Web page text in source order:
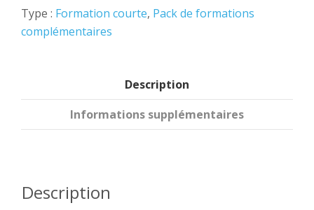
Type : Formation courte, Pack de formations
complémentaires
Description
Informations supplémentaires
Description